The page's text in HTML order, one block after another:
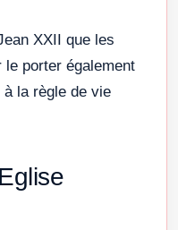
XXII que les
porter également
la règle de vie